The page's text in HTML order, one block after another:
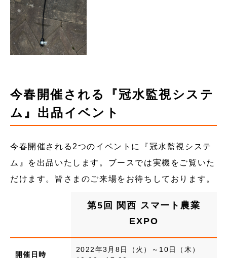
今春開催される『冠水監視システ
ム』出品イベント
今春開催される2つのイベントに『冠水監視システ
ム』を出品いたします。ブースでは実機をご覧いた
だけます。皆さまのご来場をお待ちしております。
第5回 関西 スマート農業
EXPO
開催日時
2022年3月8日（火）～10日（木）